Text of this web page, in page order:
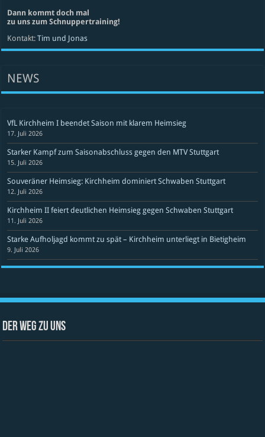
Dann kommt doch mal
zu uns zum Schnuppertraining!
Kontakt:Tim und Jonas
NEWS
VfL Kirchheim I beendet Saison mit klarem Heimsieg
17. Juli 2026
Starker Kampf zum Saisonabschluss gegen den MTV Stuttgart
15. Juli 2026
Souveräner Heimsieg: Kirchheim dominiert Schwaben Stuttgart
12. Juli 2026
Kirchheim II feiert deutlichen Heimsieg gegen Schwaben Stuttgart
11. Juli 2026
Starke Aufholjagd kommt zu spät – Kirchheim unterliegt in Bietigheim
9. Juli 2026
Der Weg zu uns